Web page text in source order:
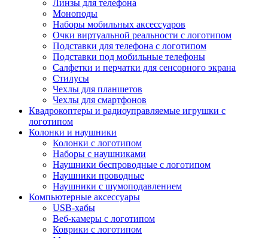
Линзы для телефона
Моноподы
Наборы мобильных аксессуаров
Очки виртуальной реальности с логотипом
Подставки для телефона с логотипом
Подставки под мобильные телефоны
Салфетки и перчатки для сенсорного экрана
Стилусы
Чехлы для планшетов
Чехлы для смартфонов
Квадрокоптеры и радиоуправляемые игрушки с
логотипом
Колонки и наушники
Колонки с логотипом
Наборы с наушниками
Наушники беспроводные с логотипом
Наушники проводные
Наушники с шумоподавлением
Компьютерные аксессуары
USB-хабы
Веб-камеры с логотипом
Коврики с логотипом